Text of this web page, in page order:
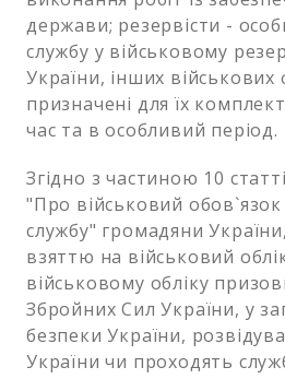
держави; резервісти -
службу у військовому
України, інших військових
призначені для їх
час та в особливий період.
Згідно з частиною 10
"Про військовий обов`язок
службу" громадяни
взяттю на військовий
військовому обліку
Збройних Сил України, у
безпеки України,
України чи проходять